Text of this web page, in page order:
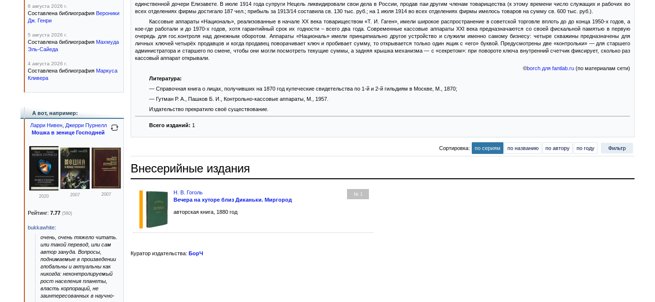
единственной дочери Елизавете. В июле 1914 года супруги Нецель ликвидировали свои дела в России, продав паи другим членам товарищества (к этому времени число служащих и рабочих во
всех отделениях фирмы достигало 187 чел.; прибыль за 1913/14 составила св. 130 тыс. руб.; на 1 июля 1914 во всех отделениях фирмы имелось товаров на сумму св. 600 тыс. руб.).
Кассовые аппараты «Националь», реализованные в начале ХХ века товариществом «Т. И. Гаген», имели широкое распространение в советской торговле вплоть до до конца 1950-х годов, а
кое-где работали и до 1970-х годов, хотя гарантийный срок их годности – всего два года. Современные кассовые аппараты ХХI века предназначаются со своей фискальной памятью в первую
очередь для гос.контроля над денежным оборотом. Аппараты «Националь» имели принципиально другое устройство и служили именно самому бизнесу: четыре скважины предназначены для
личных ключей четырёх продавцов и когда продавец поворачивает ключ и пробивает сумму, то открывается только один ящик с «его» буквой. Предусмотрены две «контрольки» — для старшего
администратора и старшего по смене, чтобы они могли посмотреть текущие суммы, а задняя крышка механизма — с «секретом»: при повороте ключа внутренний счетчик фиксирует, сколько раз
кассовый аппарат открывали.
©borch для fantlab.ru (по материалам сети)
Литература:
— Справочная книга о лицах, получивших на 1870 год купеческие свидетельства по 1-й и 2-й гильдиям в Москве, М., 1870;
— Гутман Р. А., Пашков Б. И., Контрольно-кассовые аппараты, М., 1957.
Издательство прекратило своё существование.
Всего изданий: 1
Сортировка: по сериям по названию по автору по году Фильтр
Внесерийные издания
№ 1
Н. В. Гоголь
Вечера на хуторе близ Диканьки. Миргород
авторская книга, 1880 год
Куратор издательства: БорЧ
6 августа 2026 г.
Составлена библиография Вероники
Дж. Генри
5 августа 2026 г.
Составлена библиография Махмуда
Эль-Сайеда
4 августа 2026 г.
Составлена библиография Маркуса
Кливера
А вот, например:
Ларри Нивен, Джерри Пурнелл
Мошка в зенице Господней
2020 2007 2007
Рейтинг: 7.77 (580)
bukkawhite:
очень, очень тяжело читать.
или такой перевод, или сам
автор зануда. Вопросы,
поднимаемые в произведении
глобальны и актуальны как
никогда: неконтролируемый
рост населения планеты,
власть корпораций, не
заинтересованных в научно-